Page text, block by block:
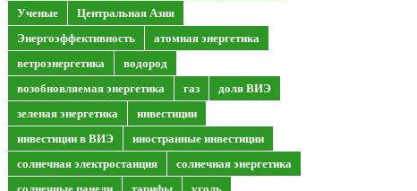
Ученые
Центральная Азия
Энергоэффективность
атомная энергетика
ветроэнергетика
водород
возобновляемая энергетика
газ
доля ВИЭ
зеленая энергетика
инвестиции
инвестиции в ВИЭ
иностранные инвестиции
солнечная электростанция
солнечная энергетика
солнечные панели
тарифы уголь